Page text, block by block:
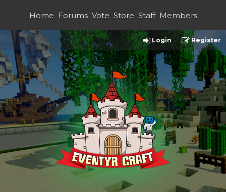
Home Forums Vote Store Staff Members
Login Register